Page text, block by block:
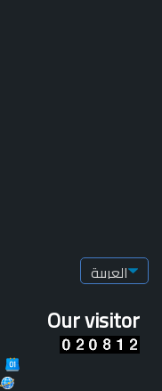
Our visitor